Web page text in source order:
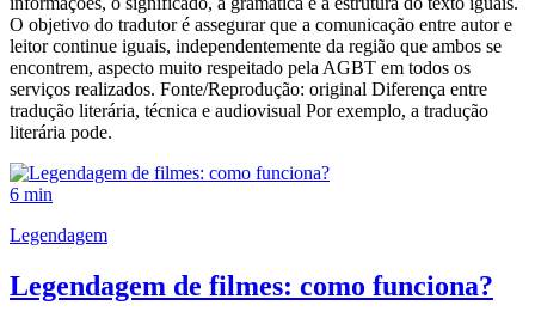
O objetivo do tradutor é assegurar que a comunicação entre autor e
leitor continue iguais, independentemente da região que ambos se
encontrem, aspecto muito respeitado pela AGBT em todos os
serviços realizados. Fonte/Reprodução: original Diferença entre
tradução literária, técnica e audiovisual Por exemplo, a tradução
literária pode.
6 min
Legendagem
Legendagem de filmes: como funciona?